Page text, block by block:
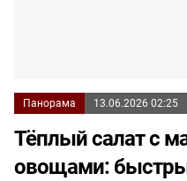
Панорама 13.06.2026 02:25
Тёплый салат с
овощами: